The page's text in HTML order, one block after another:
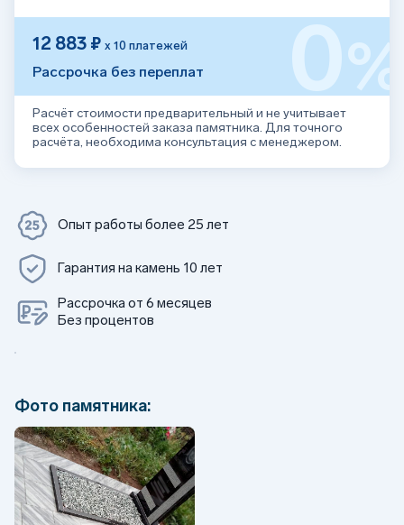
12 883 ₽ х 10 платежей
Рассрочка без переплат 0%
Расчёт стоимости предварительный и не учитывает
всех особенностей заказа памятника. Для точного
расчёта, необходима консультация с менеджером.
Опыт работы более 25 лет
Гарантия на камень 10 лет
Рассрочка от 6 месяцев
Без процентов
Фото памятника: